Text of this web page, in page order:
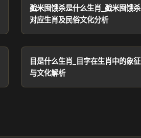
戤米囤饿杀是什么生肖_戤米囤饿杀
对应生肖及民俗文化分析
目是什么生肖_目字在生肖中的象征
与文化解析